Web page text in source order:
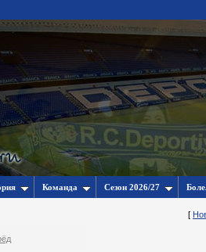
Команда Сезон 2026/27
[